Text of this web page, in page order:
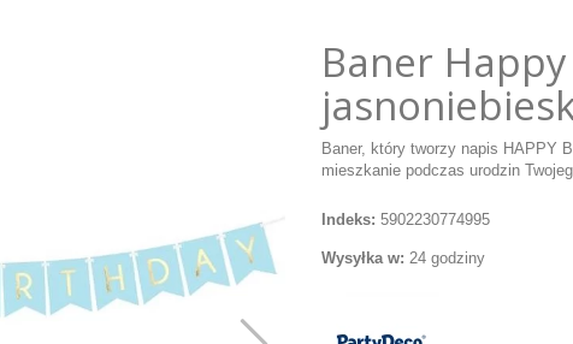
Baner
Baner, który tworzy napis HAPPY
mieszkanie podczas urodzin
Indeks: 5902230774995
Wysyłka w: 24 godziny